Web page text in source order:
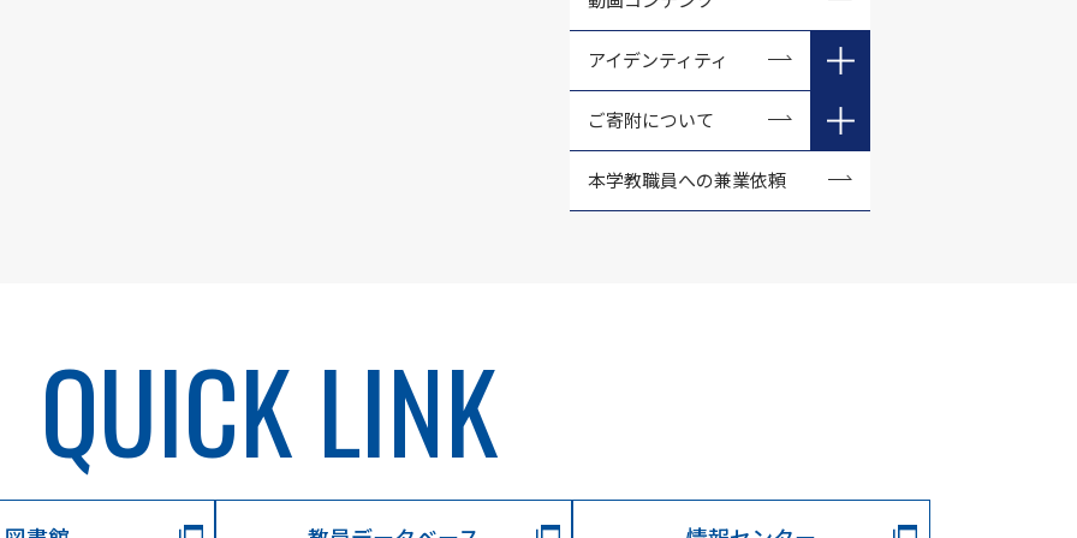
商学研究科の教育方針
商学専攻の教育方針
経営学専攻の教育方針
人文科学研究科の教育方針
国際政治学専攻の教育方針
事業計画・事業報告
財務情報
過去の入学試験要項
活躍する修大生 Vol.6
活躍する修大生 Vol.7
活躍する修大生 Vol.8
活躍する修大生 Vol.9
活躍する卒業生 Vol.3
活躍する卒業生 Vol.5
活躍する卒業生 Vol.6
卒業生からの便り Vol.13
アイデンティティ
広島修道大学公式マスコッ
トキャラクター「しゅうま
る」について
バーチャル背景
ご寄附について
広島修道大学寄附金
本学教職員への兼業依頼
QUICK LINK